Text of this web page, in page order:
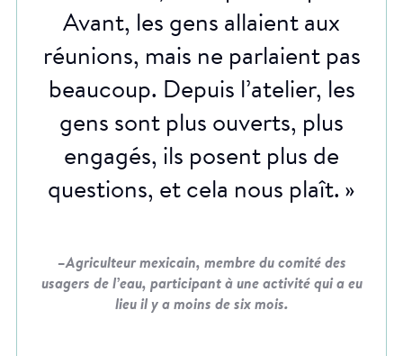
Avant, les gens allaient aux
réunions, mais ne parlaient pas
beaucoup. Depuis l’atelier, les
gens sont plus ouverts, plus
engagés, ils posent plus de
questions, et cela nous plaît. »
–Agriculteur mexicain, membre du comité des
usagers de l’eau, participant à une activité qui a eu
lieu il y a moins de six mois.